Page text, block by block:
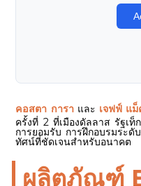
คอสตา การาและ เจฟฟ์ แม็
ครั้งที่ 2 ที่เมืองดัลลาส รัฐเท็
การยอมรับ การฝึกอบรมระ
ทัศน์ที่ชัดเจนสำหรับอนาคต
ผลิตภัณฑ์